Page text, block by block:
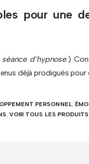
pour une
d’hypnose.)
déjà prodigués
PERSONNEL,
, VOIR TOUS LES PRODUITS